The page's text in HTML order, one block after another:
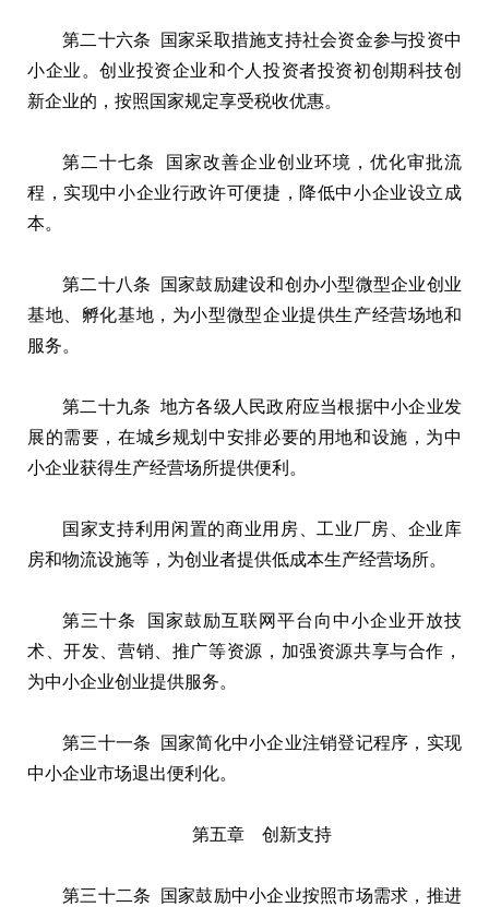
第二十六条 国家采取措施支持社会资金参与投资中
小企业。创业投资企业和个人投资者投资初创期科技创
新企业的，按照国家规定享受税收优惠。
第二十七条 国家改善企业创业环境，优化审批流
程，实现中小企业行政许可便捷，降低中小企业设立成
本。
第二十八条 国家鼓励建设和创办小型微型企业创业
基地、孵化基地，为小型微型企业提供生产经营场地和
服务。
第二十九条 地方各级人民政府应当根据中小企业发
展的需要，在城乡规划中安排必要的用地和设施，为中
小企业获得生产经营场所提供便利。
国家支持利用闲置的商业用房、工业厂房、企业库
房和物流设施等，为创业者提供低成本生产经营场所。
第三十条 国家鼓励互联网平台向中小企业开放技
术、开发、营销、推广等资源，加强资源共享与合作，
为中小企业创业提供服务。
第三十一条 国家简化中小企业注销登记程序，实现
中小企业市场退出便利化。
第五章 创新支持
第三十二条 国家鼓励中小企业按照市场需求，推进